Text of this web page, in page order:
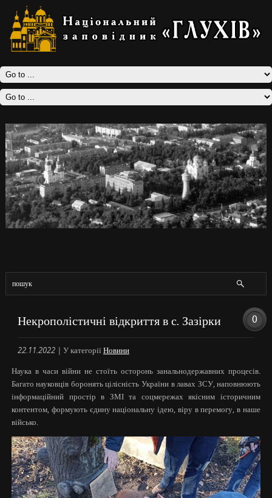
Некрополістичні відкриття в с. Зазірки
22.11.2022| У категоріїНовини
0
Наука в часи війни не стоїть осторонь занальнодержавних процесів.
Багато науковців боронять цілісність України в лавах ЗСУ, наповнюють
інформаційний простір в ЗМІ та соцмережах якісним історичним
контентом, формують єдину національну ідею, віру в перемогу, в наше
військо.